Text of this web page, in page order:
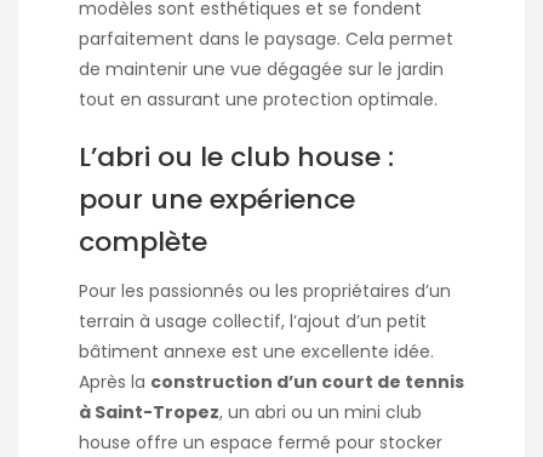
modèles sont esthétiques et se fondent
parfaitement dans le paysage. Cela permet
de maintenir une vue dégagée sur le jardin
tout en assurant une protection optimale.
L’abri ou le club house :
pour une expérience
complète
Pour les passionnés ou les propriétaires d’un
terrain à usage collectif, l’ajout d’un petit
bâtiment annexe est une excellente idée.
Après la construction d’un court de tennis
à Saint-Tropez, un abri ou un mini club
house offre un espace fermé pour stocker